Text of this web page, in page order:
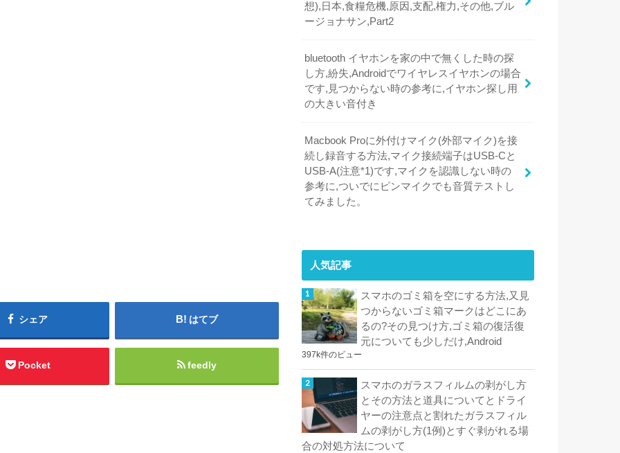
シェア はてブ
Pocket feedly
想),日本,食糧危機,原因,支配,権力,その他,ブル
ージョナサン,Part2
bluetooth イヤホンを家の中で無くした時の探
し方,紛失,Androidでワイヤレスイヤホンの場合
です,見つからない時の参考に,イヤホン探し用
の大きい音付き
Macbook Proに外付けマイク(外部マイク)を接
続し録音する方法,マイク接続端子はUSB-Cと
USB-A(注意*1)です,マイクを認識しない時の
参考に,ついでにピンマイクでも音質テストし
てみました。
人気記事
スマホのゴミ箱を空にする方法,又見
つからないゴミ箱マークはどこにあ
るの?その見つけ方,ゴミ箱の復活復
元についても少しだけ,Android
397k件のビュー
スマホのガラスフィルムの剥がし方
とその方法と道具についてとドライ
ヤーの注意点と割れたガラスフィル
ムの剥がし方(1例)とすぐ剥がれる場
合の対処方法について